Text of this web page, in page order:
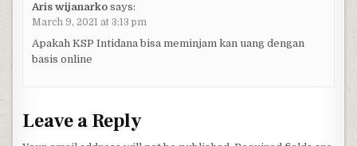
Aris wijanarko says:
March 9, 2021 at 3:13 pm
Apakah KSP Intidana bisa meminjam kan uang dengan
basis online
Leave a Reply